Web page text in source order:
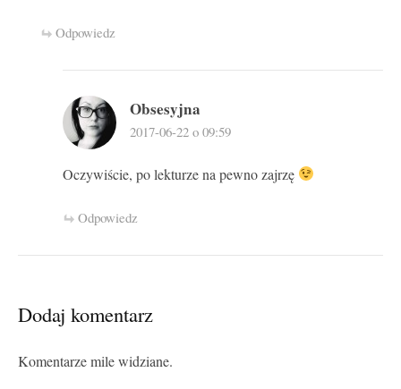
Odpowiedz
Obsesyjna
2017-06-22 o 09:59
Oczywiście, po lekturze na pewno zajrzę
Odpowiedz
Dodaj komentarz
Komentarze mile widziane.